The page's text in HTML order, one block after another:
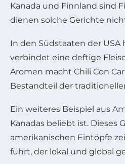
Kanada und Finnland sind
dienen solche Gerichte
In den Südstaaten der
verbindet eine deftige
Aromen macht Chili Con
Bestandteil der
Ein weiteres Beispiel aus
Kanadas beliebt ist. Dieses
amerikanischen Eintöpfe
führt, der lokal und global